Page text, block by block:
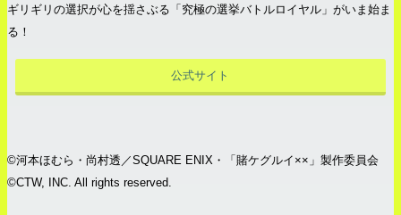
ギリギリの選択が心を揺さぶる「究極の選挙バトルロイヤル」がいま始ま
る！
公式サイト
©河本ほむら・尚村透／SQUARE ENIX・「賭ケグルイ××」製作委員会
©CTW, INC. All rights reserved.